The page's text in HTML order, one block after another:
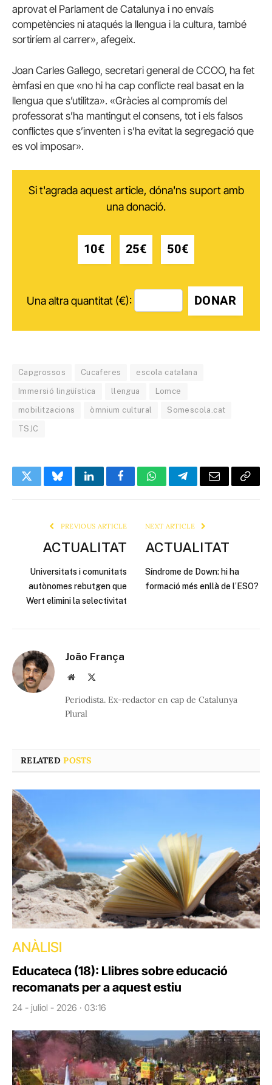
aprovat el Parlament de Catalunya i no envaís
competències ni ataqués la llengua i la cultura, també
sortiríem al carrer», afegeix.
Joan Carles Gallego, secretari general de CCOO, ha fet
èmfasi en que «no hi ha cap conflicte real basat en la
llengua que s’utilitza». «Gràcies al compromís del
professorat s’ha mantingut el consens, tot i els falsos
conflictes que s’inventen i s’ha evitat la segregació que
es vol imposar».
Si t'agrada aquest article, dóna'ns suport amb
una donació.
10€ 25€ 50€
Una altra quantitat (€): DONAR
Capgrossos Cucaferes escola catalana
Immersió lingüística llengua Lomce
mobilitzacions òmnium cultural Somescola.cat
TSJC
TwitterBlueskyLinkedInFacebookWhatsAppTelegramEmail Copy
PREVIOUS ARTICLE
ACTUALITAT
Universitats i comunitats
autònomes rebutgen que
Wert elimini la selectivitat
NEXT ARTICLE
ACTUALITAT
Síndrome de Down: hi ha
formació més enllà de l’ESO?
João França
Website
Periodista. Ex-redactor en cap de Catalunya
Plural
RELATEDPOSTS
ANÀLISI
Educateca (18): Llibres sobre educació
recomanats per a aquest estiu
24 - juliol - 2026 · 03:16